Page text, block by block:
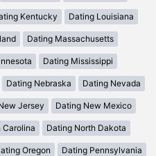
Kentucky Dating Louisiana
Dating Massachusetts
Dating Mississippi
Dating Nebraska Dating Nevada
Jersey Dating New Mexico
Carolina Dating North Dakota
Oregon Dating Pennsylvania